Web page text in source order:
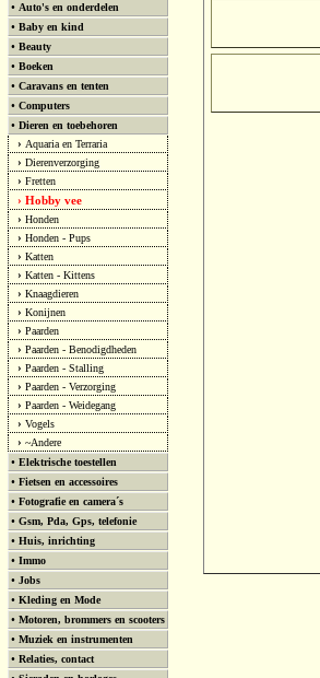
• Auto's en onderdelen
• Baby en kind
• Beauty
• Boeken
• Caravans en tenten
• Computers
• Dieren en toebehoren
› Aquaria en Terraria
› Dierenverzorging
› Fretten
› Hobby vee
› Honden
› Honden - Pups
› Katten
› Katten - Kittens
› Knaagdieren
› Konijnen
› Paarden
› Paarden - Benodigdheden
› Paarden - Stalling
› Paarden - Verzorging
› Paarden - Weidegang
› Vogels
› ~Andere
• Elektrische toestellen
• Fietsen en accessoires
• Fotografie en camera´s
• Gsm, Pda, Gps, telefonie
• Huis, inrichting
• Immo
• Jobs
• Kleding en Mode
• Motoren, brommers en scooters
• Muziek en instrumenten
• Relaties, contact